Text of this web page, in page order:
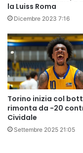
la Luiss Roma
Dicembre 2023 7:16
Torino inizia col
rimonta da -20
Cividale
Settembre 2025 21:05